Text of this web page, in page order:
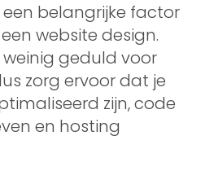
een belangrijke factor
website design.
weinig geduld voor
zorg ervoor dat je
zijn, code
en hosting